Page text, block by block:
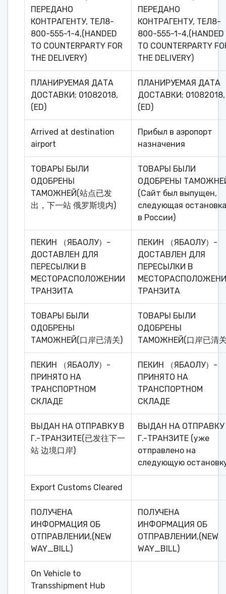
ПЕРЕДАНО
КОНТРАГЕНТУ, ТЕЛ8-
800-555-1-4,(HANDED
TO COUNTERPARTY FOR
THE DELIVERY)
ПЕРЕДАНО
КОНТРАГЕНТУ, ТЕЛ8-
800-555-1-4,(HANDED
TO COUNTERPARTY
THE DELIVERY)
ПЛАНИРУЕМАЯ ДАТА
ДОСТАВКИ; 01082018,
(ED)
ПЛАНИРУЕМАЯ ДАТА
ДОСТАВКИ; 01082018,
(ED)
Arrived at destination
airport
Прибыл в аэропорт
назначения
ТОВАРЫ БЫЛИ
ОДОБРЕНЫ
ТАМОЖНЕЙ(站点已发
出，下一站 俄罗斯境内)
ТОВАРЫ БЫЛИ
ОДОБРЕНЫ
(Сайт был выпущен,
следующая остановка
в России)
ПЕКИН （ЯБАОЛУ）-
ДОСТАВЛЕН ДЛЯ
ПЕРЕСЫЛКИ В
МЕСТОРАСПОЛОЖЕНИИ
ТРАНЗИТА
ПЕКИН （ЯБАОЛУ）-
ДОСТАВЛЕН ДЛЯ
ПЕРЕСЫЛКИ В
ТРАНЗИТА
ТОВАРЫ БЫЛИ
ОДОБРЕНЫ
ТАМОЖНЕЙ(口岸已清关)
ТОВАРЫ БЫЛИ
ОДОБРЕНЫ
ТАМОЖНЕЙ(口岸已清
ПЕКИН （ЯБАОЛУ）-
ПРИНЯТО НА
ТРАНСПОРТНОМ
СКЛАДЕ
ПЕКИН （ЯБАОЛУ）-
ПРИНЯТО НА
ТРАНСПОРТНОМ
СКЛАДЕ
ВЫДАН НА ОТПРАВКУ В
Г.-ТРАНЗИТЕ(已发往下一
站 边境口岸)
ВЫДАН НА ОТПРАВКУ
Г.-ТРАНЗИТЕ (уже
отправлено на
следующую
Export Customs Cleared
ПОЛУЧЕНА
ИНФОРМАЦИЯ ОБ
ОТПРАВЛЕНИИ,(NEW
WAY_BILL)
ПОЛУЧЕНА
ИНФОРМАЦИЯ ОБ
ОТПРАВЛЕНИИ,(NEW
WAY_BILL)
On Vehicle to
Transshipment Hub